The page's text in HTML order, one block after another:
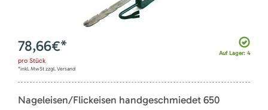
Auf Lager: 4
78,66€*
pro Stück
*inkl. MwSt zzgl. Versand
Nageleisen/Flickeisen handgeschmiedet 650